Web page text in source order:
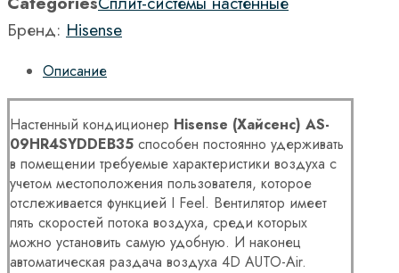
Бренд: Hisense
Описание
Настенный кондиционер Hisense (Хайсенс) AS-
09HR4SYDDEB35 способен постоянно удерживать
в помещении требуемые характеристики воздуха с
учетом местоположения пользователя, которое
отслеживается функцией I Feel. Вентилятор имеет
пять скоростей потока воздуха, среди которых
можно установить самую удобную. И наконец
автоматическая раздача воздуха 4D AUTO-Air.